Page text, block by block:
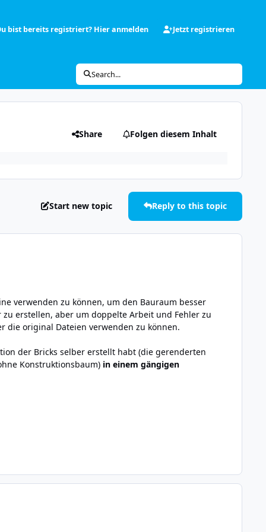
bist bereits registriert? Hier anmelden Jetzt registrieren
Search...
Share Folgen diesem Inhalt
Start new topic Reply to this topic
verwenden zu können, um den Bauraum besser
erstellen, aber um doppelte Arbeit und Fehler zu
die original Dateien verwenden zu können.
der Bricks selber erstellt habt (die gerenderten
Konstruktionsbaum) in einem gängigen